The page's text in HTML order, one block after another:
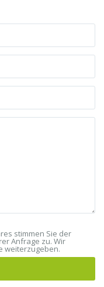
stimmen Sie der
Anfrage zu. Wir
weiterzugeben.